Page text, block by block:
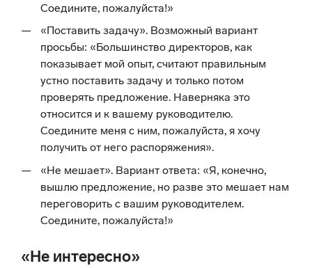
Соедините, пожалуйста!»
«Поставить задачу». Возможный вариант
просьбы: «Большинство директоров, как
показывает мой опыт, считают правильным
устно поставить задачу и только потом
проверять предложение. Наверняка это
относится и к вашему руководителю.
Соедините меня с ним, пожалуйста, я хочу
получить от него распоряжения».
«Не мешает». Вариант ответа: «Я, конечно,
вышлю предложение, но разве это мешает нам
переговорить с вашим руководителем.
Соедините, пожалуйста!»
«Не интересно»